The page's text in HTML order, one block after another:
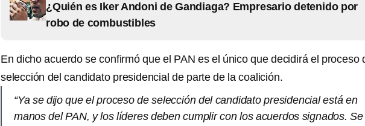
¿Quién es Iker Andoni de Gandiaga? Empresario detenido por
robo de combustibles
En dicho acuerdo se confirmó que el PAN es el único que decidirá el proceso
selección del candidato presidencial de parte de la coalición.
“Ya se dijo que el proceso de selección del candidato presidencial está en
manos del PAN, y los líderes deben cumplir con los acuerdos signados. Se